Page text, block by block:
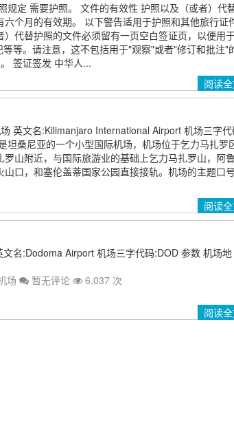
规定 需要护照。 文件的有效性 护照以及（或者）代
个月的有效期。 以下警告适用于护照和其他旅行证
）代替护照的文件必须留有一页空白签证页，以便用
等。请注意，这不包括用于"观察"或者"修订和批注"
签证签发 中华人...
阅读
英文名:Kilimanjaro International Airport 机场三字代
坦桑尼亚的一个小型国际机场，机场位于乞力马扎罗
山附近，与国际旅游业的基础上乞力马扎罗山，阿
山口，和塞伦盖蒂国家公园直接接轨。机场的主题口
阅读
名:Dodoma Airport 机场三字代码:DOD 参数 机场地
场 暂无评论 6,037 次
阅读